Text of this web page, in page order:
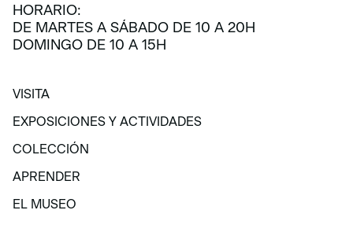
HORARIO:
DE MARTES A SÁBADO DE 10 A 20H
DOMINGO DE 10 A 15H
VISITA
EXPOSICIONES Y ACTIVIDADES
EXPOSICIONES Y ACTIVIDADES
COLECCIÓN
APRENDER
EL MUSEO